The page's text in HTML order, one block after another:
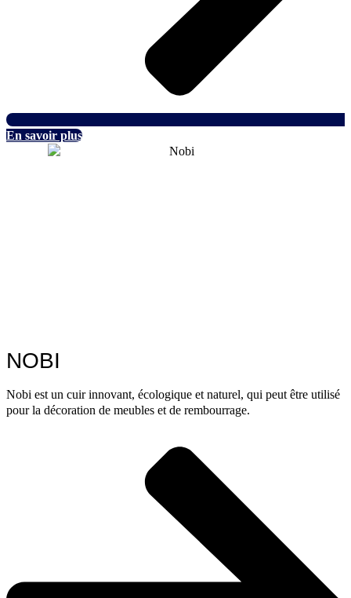
En savoir plus
NOBI
Nobi est un cuir innovant, écologique et naturel, qui peut être utilisé
pour la décoration de meubles et de rembourrage.